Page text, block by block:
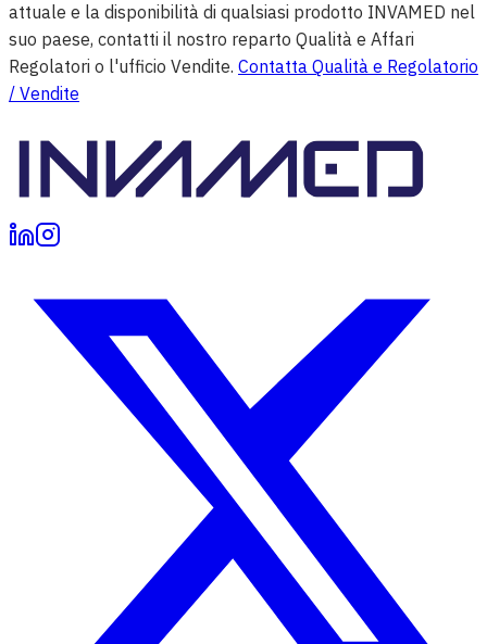
attuale e la disponibilità di qualsiasi prodotto INVAMED nel
suo paese, contatti il nostro reparto Qualità e Affari
Regolatori o l'ufficio Vendite. Contatta Qualità e Regolatorio
/ Vendite